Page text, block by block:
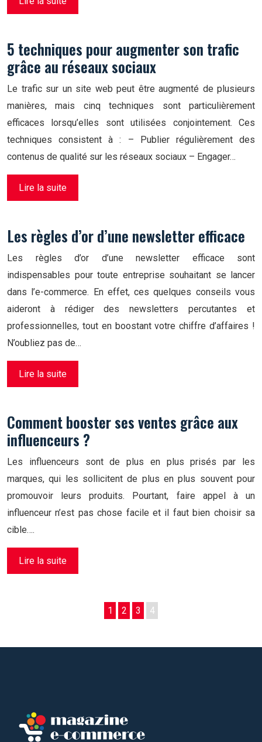
5 techniques pour augmenter son trafic
grâce au réseaux sociaux
Le trafic sur un site web peut être augmenté de plusieurs
manières, mais cinq techniques sont particulièrement
efficaces lorsqu’elles sont utilisées conjointement. Ces
techniques consistent à : – Publier régulièrement des
contenus de qualité sur les réseaux sociaux – Engager…
Lire la suite
Les règles d’or d’une newsletter efficace
Les règles d’or d’une newsletter efficace sont
indispensables pour toute entreprise souhaitant se lancer
dans l’e-commerce. En effet, ces quelques conseils vous
aideront à rédiger des newsletters percutantes et
professionnelles, tout en boostant votre chiffre d’affaires !
N’oubliez pas de…
Lire la suite
Comment booster ses ventes grâce aux
influenceurs ?
Les influenceurs sont de plus en plus prisés par les
marques, qui les sollicitent de plus en plus souvent pour
promouvoir leurs produits. Pourtant, faire appel à un
influenceur n’est pas chose facile et il faut bien choisir sa
cible….
Lire la suite
1 2 3 4